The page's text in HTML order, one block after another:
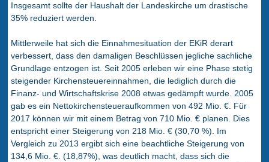
Insgesamt sollte der Haushalt der Landeskirche um drastische
35% reduziert werden.
Mittlerweile hat sich die Einnahmesituation der EKiR derart
verbessert, dass den damaligen Beschlüssen jegliche sachliche
Grundlage entzogen ist. Seit 2005 erleben wir eine Phase stetig
steigender Kirchensteuereinnahmen, die lediglich durch die
Finanz- und Wirtschaftskrise 2008 etwas gedämpft wurde. 2005
gab es ein Nettokirchensteueraufkommen von 492 Mio. €. Für
2017 können wir mit einem Betrag von 710 Mio. € planen. Dies
entspricht einer Steigerung von 218 Mio. € (30,70 %). Im
Vergleich zu 2013 ergibt sich eine beachtliche Steigerung von
134,6 Mio. €. (18,87%), was deutlich macht, dass sich die